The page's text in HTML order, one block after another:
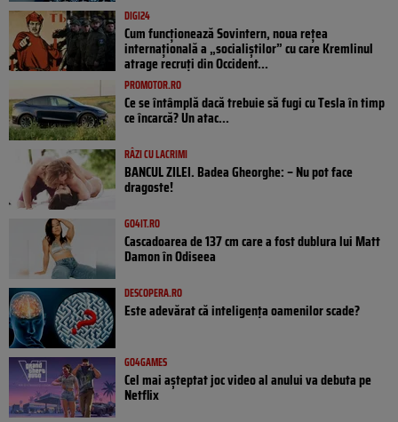
DIGI24
Cum funcționează Sovintern, noua rețea
internațională a „socialiștilor” cu care Kremlinul
atrage recruți din Occident...
PROMOTOR.RO
Ce se întâmplă dacă trebuie să fugi cu Tesla în timp
ce încarcă? Un atac...
RÂZI CU LACRIMI
BANCUL ZILEI. Badea Gheorghe: – Nu pot face
dragoste!
GO4IT.RO
Cascadoarea de 137 cm care a fost dublura lui Matt
Damon în Odiseea
DESCOPERA.RO
Este adevărat că inteligența oamenilor scade?
GO4GAMES
Cel mai așteptat joc video al anului va debuta pe
Netflix